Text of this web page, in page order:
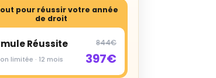
pour réussir votre année
de droit
Réussite
limitée · 12 mois
844€
397€